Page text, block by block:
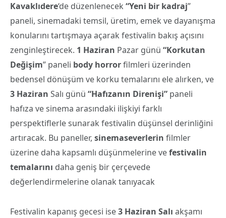
Kavaklıdere‘de düzenlenecek “Yeni bir kadraj”
paneli, sinemadaki temsil, üretim, emek ve dayanışma
konularını tartışmaya açarak festivalin bakış açısını
zenginleştirecek. 1 Haziran Pazar günü “Korkutan
Değişim” paneli body horrorfilmleri üzerinden
bedensel dönüşüm ve korku temalarını ele alırken, ve
3 Haziran Salı günü “Hafızanın Direnişi” paneli
hafıza ve sinema arasındaki ilişkiyi farklı
perspektiflerle sunarak festivalin düşünsel derinliğini
artıracak. Bu paneller, sinemaseverlerin filmler
üzerine daha kapsamlı düşünmelerine vefestivalin
temalarını daha geniş bir çerçevede
değerlendirmelerine olanak tanıyacak
Festivalin kapanış gecesi ise3 Haziran Salı akşamı